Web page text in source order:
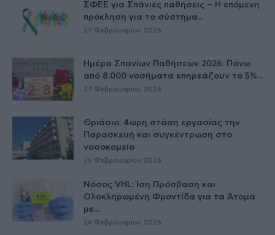
ΣΦΕΕ για Σπάνιες παθήσεις – Η επόμενη
πρόκληση για το σύστημα...
27 Φεβρουαρίου 2026
Ημέρα Σπανίων Παθήσεων 2026: Πάνω
από 8.000 νοσήματα επηρεάζουν το 5%...
27 Φεβρουαρίου 2026
Θριάσιο: 4ωρη στάση εργασίας την
Παρασκευή και συγκέντρωση στο
νοσοκομείο
26 Φεβρουαρίου 2026
Νόσος VHL: Ίση Πρόσβαση και
Ολοκληρωμένη Φροντίδα για τα Άτομα
με...
26 Φεβρουαρίου 2026